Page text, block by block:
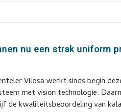
nu een strak uniform
Vilosa werkt sinds begin
met vision technologie.
de kwaliteitsbeoordeling van